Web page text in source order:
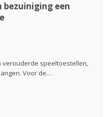
een
verouderde speeltoestellen,
Voor de…